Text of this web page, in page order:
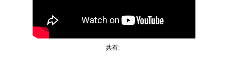
共有: